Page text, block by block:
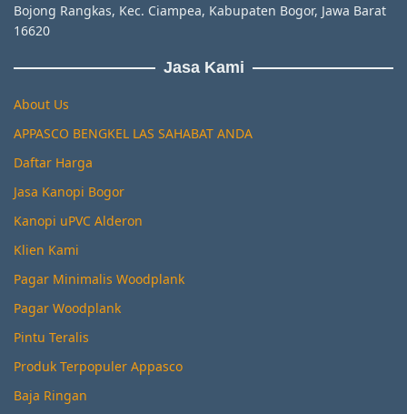
Bojong Rangkas, Kec. Ciampea, Kabupaten Bogor, Jawa Barat
16620
Jasa Kami
About Us
APPASCO BENGKEL LAS SAHABAT ANDA
Daftar Harga
Jasa Kanopi Bogor
Kanopi uPVC Alderon
Klien Kami
Pagar Minimalis Woodplank
Pagar Woodplank
Pintu Teralis
Produk Terpopuler Appasco
Baja Ringan